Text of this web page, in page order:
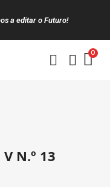
a editar o Futuro!
N.º 13